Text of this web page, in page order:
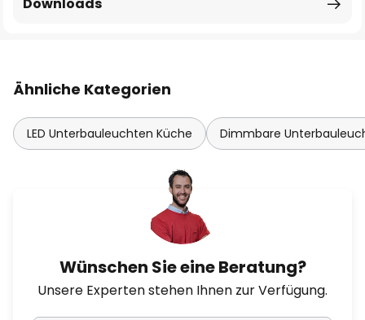
Ähnliche Kategorien
LED Unterbauleuchten Küche Dimmbare
Wünschen Sie eine Beratung?
Unsere Experten stehen Ihnen zur Verfügung.